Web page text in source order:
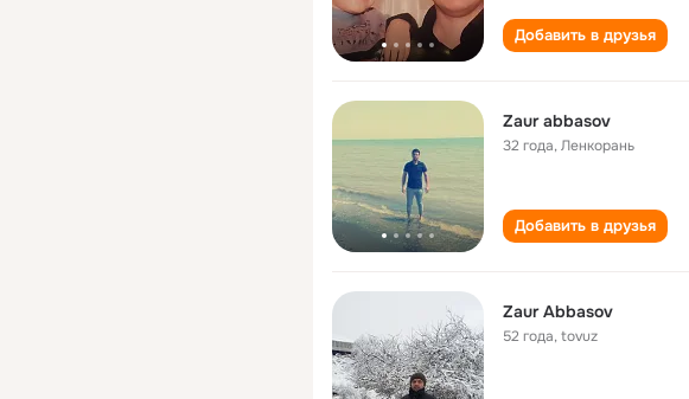
Добавить в друзья
Zaur abbasov
32 года,Ленкорань
Добавить в друзья
Zaur Abbasov
52 года,tovuz